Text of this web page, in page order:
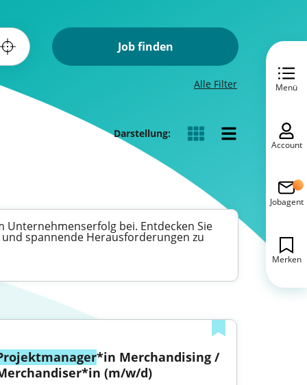
Job finden
Alle Filter
Darstellung:
bei. Entdecken Sie
spannende Herausforderungen zu
*in Merchandising /
(m/w/d)
Menü
Account
Jobagent
Merken